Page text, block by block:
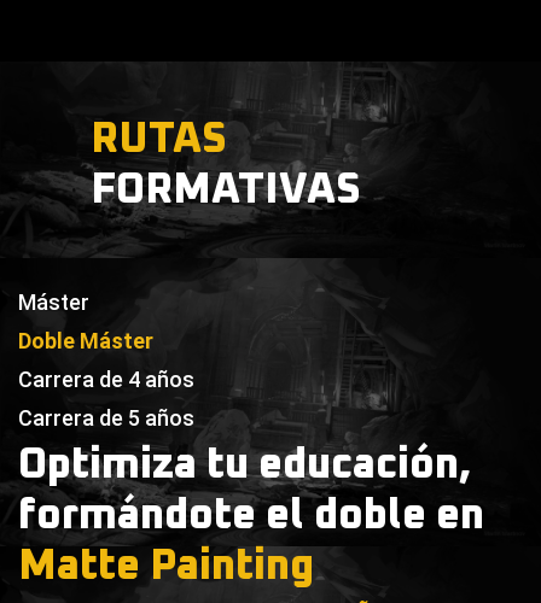
RUTAS
FORMATIVAS
Máster
Doble Máster
Carrera de 4 años
Carrera de 5 años
Optimiza tu educación,
formándote el doble en
Matte Painting